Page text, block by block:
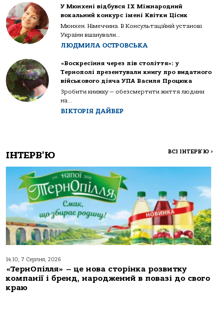
У Мюнхені відбувся IX Міжнародний
вокальний конкурс імені Квітки Цісик
Мюнхен. Німеччина. В Консультаційній установі
України вшанували...
ЛЮДМИЛА ОСТРОВСЬКА
«Воскресіння через пів століття»: у
Тернополі презентували книгу про видатного
військового діяча УПА Василя Процюка
Зробити книжку — обезсмертити життя людини
на...
ВІКТОРІЯ ДАЙВЕР
ІНТЕРВ'Ю ВСІ ІНТЕРВ'Ю >
14:10, 7 Серпня, 2026
«ТернОпілля» – це нова сторінка розвитку
компанії і бренд, народжений в повазі до свого
краю